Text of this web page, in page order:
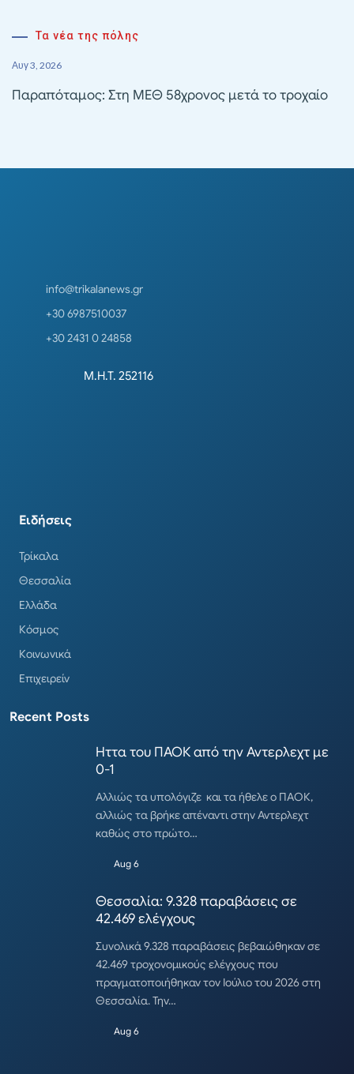
Τα νέα της πόλης
Αυγ 3, 2026
Παραπόταμος: Στη ΜΕΘ 58χρονος μετά το τροχαίο
info@trikalanews.gr
+30 6987510037
+30 2431 0 24858
Μ.Η.Τ. 252116
Ειδήσεις
Τρίκαλα
Θεσσαλία
Ελλάδα
Κόσμος
Κοινωνικά
Επιχειρείν
Recent Posts
Ηττα του ΠΑΟΚ από την Αντερλεχτ με
0-1
Αλλιώς τα υπολόγιζε και τα ήθελε ο ΠΑΟΚ,
αλλιώς τα βρήκε απέναντι στην Αντερλεχτ
καθώς στο πρώτο…
Aug 6
Θεσσαλία: 9.328 παραβάσεις σε
42.469 ελέγχους
Συνολικά 9.328 παραβάσεις βεβαιώθηκαν σε
42.469 τροχονομικούς ελέγχους που
πραγματοποιήθηκαν τον Ιούλιο του 2026 στη
Θεσσαλία. Την…
Aug 6